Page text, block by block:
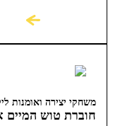
משחקי יצירה ואומנות
חוברת טוש המיים